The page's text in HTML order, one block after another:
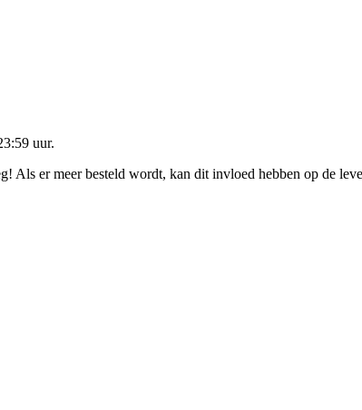
uur.
Als er meer besteld wordt, kan dit invloed hebben op de